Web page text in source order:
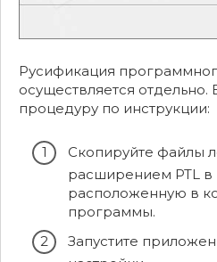
Русификация
осуществляется
процедуру по инструкции:
Скопируйте файлы
расширением PTL в
расположенную в
программы.
Запустите